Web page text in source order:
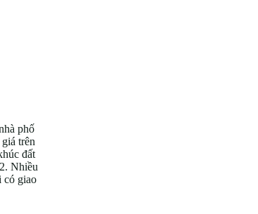
phố
trên
đất
Nhiều
có giao